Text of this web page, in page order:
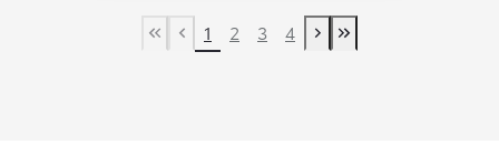
First Page
Previous page
1 2 3 4
Next page
Last Page